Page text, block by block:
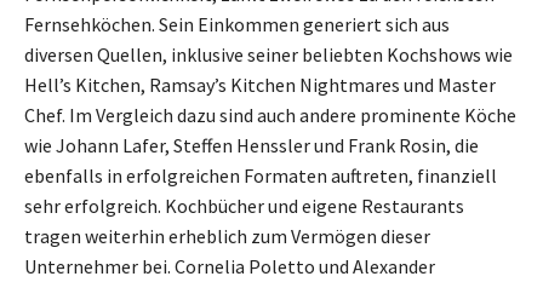
Fernsehköchen. Sein Einkommen generiert sich aus
diversen Quellen, inklusive seiner beliebten Kochshows wie
Hell’s Kitchen, Ramsay’s Kitchen Nightmares und Master
Chef. Im Vergleich dazu sind auch andere prominente Köche
wie Johann Lafer, Steffen Henssler und Frank Rosin, die
ebenfalls in erfolgreichen Formaten auftreten, finanziell
sehr erfolgreich. Kochbücher und eigene Restaurants
tragen weiterhin erheblich zum Vermögen dieser
Unternehmer bei. Cornelia Poletto und Alexander